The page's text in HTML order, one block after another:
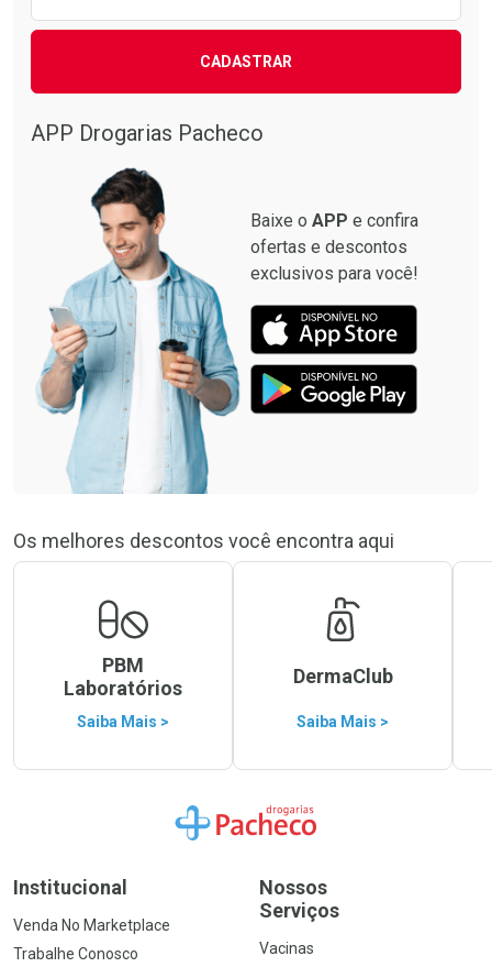
Comprar sem Desconto
Comprar sem Desconto
Por R$ 61,90/cada
CADASTRAR
APP Drogarias Pacheco
Baixe o APP e confira
ofertas e descontos
exclusivos para você!
Os melhores descontos você encontra aqui
PBM
Laboratórios
Saiba Mais >
DermaClub
Saiba Mais >
Ir para a Home
Institucional
Venda No Marketplace
Trabalhe Conosco
Nossos
Serviços
Vacinas